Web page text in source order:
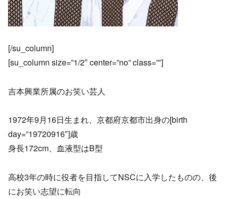
[/su_column]
[su_column size=”1/2″ center=”no” class=””]
吉本興業所属のお笑い芸人
1972年9月16日生まれ、京都府京都市出身の[birth
day=”19720916″]歳
身長172cm、血液型はB型
高校3年の時に役者を目指してNSCに入学したものの、後
にお笑い志望に転向